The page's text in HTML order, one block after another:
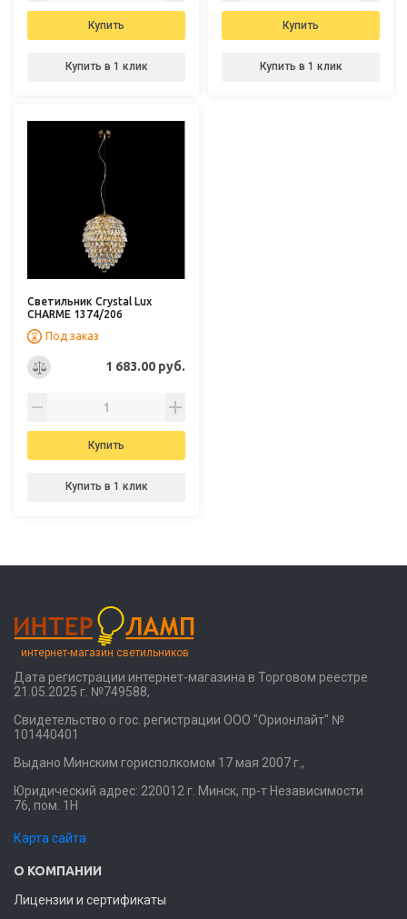
Купить
Купить в 1 клик
Купить
Купить в 1 клик
Светильник Crystal Lux
CHARME 1374/206
Под заказ
1 683.00 руб.
Купить
Купить в 1 клик
интернет-магазин светильников
Дата регистрации интернет-магазина в Торговом реестре
21.05.2025 г. №749588,
Свидетельство о гос. регистрации ООО "Орионлайт" №
101440401
Выдано Минским горисполкомом 17 мая 2007 г.,
Юридический адрес: 220012 г. Минск, пр-т Независимости
76, пом. 1Н
Карта сайта
О КОМПАНИИ
Лицензии и сертификаты